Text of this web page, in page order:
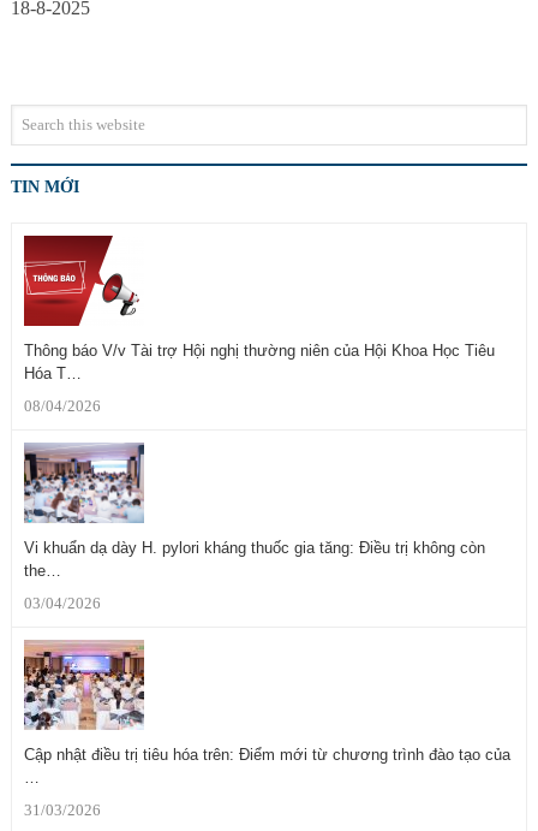
18-8-2025
TIN MỚI
Thông báo V/v Tài trợ Hội nghị thường niên của Hội Khoa Học Tiêu
Hóa T…
08/04/2026
Vi khuẩn dạ dày H. pylori kháng thuốc gia tăng: Điều trị không còn
the…
03/04/2026
Cập nhật điều trị tiêu hóa trên: Điểm mới từ chương trình đào tạo của
31/03/2026